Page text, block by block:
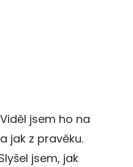
jsem ho na
jak z pravěku.
jsem, jak